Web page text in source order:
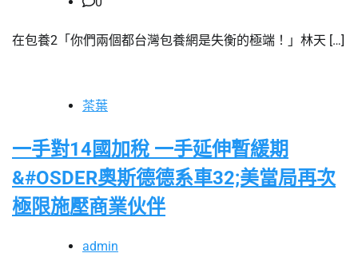
在包養2「你們兩個都台灣包養網是失衡的極端！」林天 […]
茶葉
一手對14國加稅 一手延伸暫緩期
&#OSDER奧斯德德系車32;美當局再次
極限施壓商業伙伴
admin